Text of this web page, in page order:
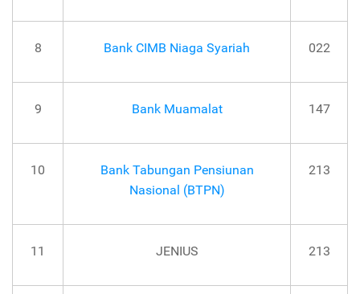
8 Bank CIMB Niaga Syariah 022
9 Bank Muamalat 147
10
Bank Tabungan Pensiunan
Nasional (BTPN)
213
11 JENIUS 213